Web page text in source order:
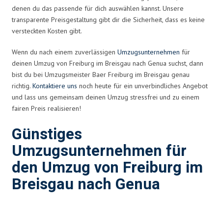
denen du das passende für dich auswählen kannst. Unsere
transparente Preisgestaltung gibt dir die Sicherheit, dass es keine
versteckten Kosten gibt.
Wenn du nach einem zuverlässigen Umzugsunternehmen für
deinen Umzug von Freiburg im Breisgau nach Genua suchst, dann
bist du bei Umzugsmeister Baer Freiburg im Breisgau genau
richtig. Kontaktiere uns noch heute für ein unverbindliches Angebot
und lass uns gemeinsam deinen Umzug stressfrei und zu einem
fairen Preis realisieren!
Günstiges
Umzugsunternehmen für
den Umzug von Freiburg im
Breisgau nach Genua